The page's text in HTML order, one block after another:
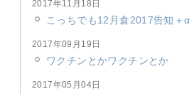
2017年11月18日
こっちでも12月倉2017告知＋α
2017年09月19日
ワクチンとかワクチンとか
2017年05月04日